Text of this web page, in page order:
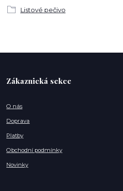
Listové pečivo
Zákaznická sekce
O nás
Doprava
Platby
Obchodní podmínky
Novinky